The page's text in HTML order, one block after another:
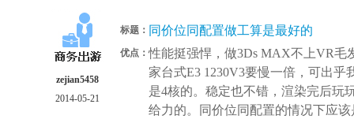
zejian5458
2014-05-21
标题： 同价位同配置做工算是最好的
优点：性能挺强悍，做3Ds MAX不上VR毛
家台式E3 1230V3要慢一倍，可出
是4核的。稳定也不错，渲染完后玩
给力的。同价位同配置的情况下应